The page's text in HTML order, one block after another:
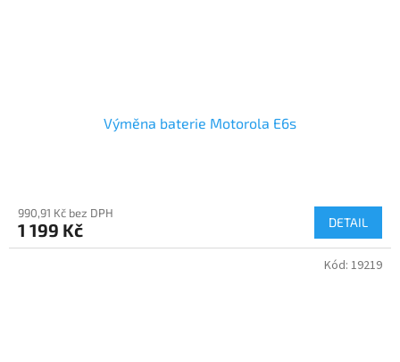
Výměna baterie Motorola E6s
990,91 Kč bez DPH
1 199 Kč DETAIL
Kód: 19219